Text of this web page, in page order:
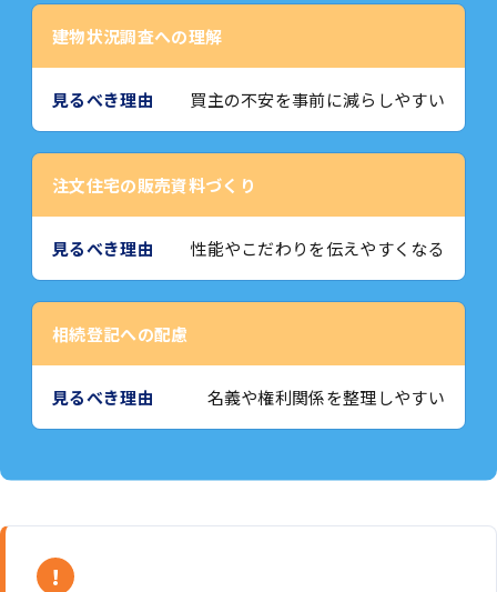
建物状況調査への理解
買主の不安を事前に減らしやすい
注文住宅の販売資料づくり
性能やこだわりを伝えやすくなる
相続登記への配慮
名義や権利関係を整理しやすい
!